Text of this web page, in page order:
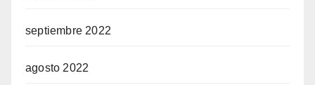
septiembre 2022
agosto 2022